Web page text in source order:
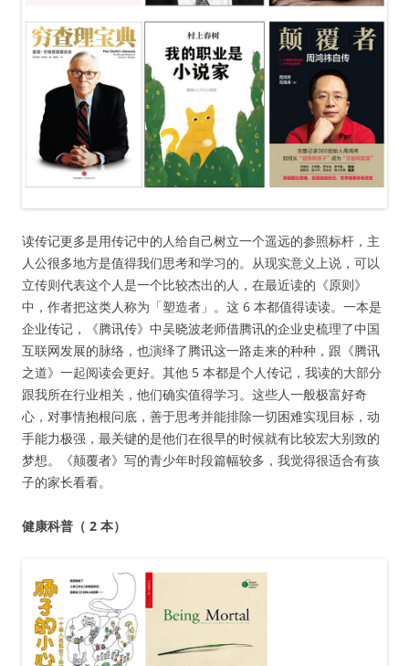
读传记更多是用传记中的人给自己树立一个遥远的参照标杆，主
人公很多地方是值得我们思考和学习的。从现实意义上说，可以
立传则代表这个人是一个比较杰出的人，在最近读的《原则》
中，作者把这类人称为「塑造者」。这 6 本都值得读读。一本是
企业传记，《腾讯传》中吴晓波老师借腾讯的企业史梳理了中国
互联网发展的脉络，也演绎了腾讯这一路走来的种种，跟《腾讯
之道》一起阅读会更好。其他 5 本都是个人传记，我读的大部分
跟我所在行业相关，他们确实值得学习。这些人一般极富好奇
心，对事情抱根问底，善于思考并能排除一切困难实现目标，动
手能力极强，最关键的是他们在很早的时候就有比较宏大别致的
梦想。《颠覆者》写的青少年时段篇幅较多，我觉得很适合有孩
子的家长看看。
健康科普（ 2 本）